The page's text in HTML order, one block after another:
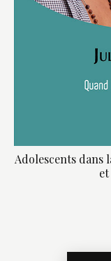
Adolescents dans